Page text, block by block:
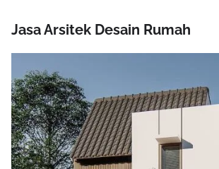
Jasa Arsitek Desain Rumah